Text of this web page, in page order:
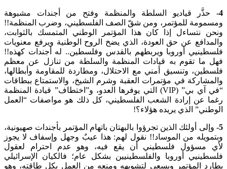
4-
حذَّر قياديو السلطة والمنظمة وفتح من أجندات مشبوهة
ومسمومة للمؤتمر، ومن شقّ الصف الفلسطيني، وضرب المنظمة!!
ونحن نتساءل إذا كان هذا المؤتمر الوطني المتمسك بالثوابت،
والمدافع عن حق العودة، الذي يضخ الروح الوطنية ويرفع معنويات
فلسطينيي أوروبا ويربطهم بالقدس وفلسطين.. له أجندات كهذه!!
فهل ما تقوم به قيادات المنظمة والسلطة من تنازل عن معظم
فلسطين، وتنسيق أمني مع الاحتلال، ومطاردة للمقاومة وأبطالها،
والمشاركة في مؤتمرات العقبة وشرم الشيخ، والاستمتاع ببطاقات
“في آي بي” (VIP) التي يوفرها العدو، و”اختطاف” قيادة المنظمة
رغما عن إرادة الشعب الفلسطيني، كل ذلك هو مواصفات “العمل
الوطني” الذي يريده هؤلاء؟!
5- وإلى أولئك الذين تجرؤوا بالبهتان باتهام المؤتمر بأجندات صهيونية،
وبتمويله من الموساد!! نقول لهم: هذا عيبٌ وجهل وإسفاف لا يجوز
لأي مسؤول فلسطيني أن يقع فيه، وهو عدم احترام لعقول
فلسطينيي أوروبا والفلسطينيين بشكل عام؛ فالكيان الإسرائيلي
يطارد المؤتمر ويسعى لتشويهه ومنعه من العمل بكل طاقته، وهو